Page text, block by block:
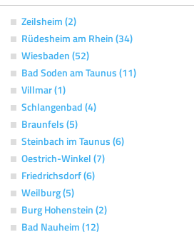
Zeilsheim (2)
Rüdesheim am Rhein (34)
Wiesbaden (52)
Bad Soden am Taunus (11)
Villmar (1)
Schlangenbad (4)
Braunfels (5)
Steinbach im Taunus (6)
Oestrich-Winkel (7)
Friedrichsdorf (6)
Weilburg (5)
Burg Hohenstein (2)
Bad Nauheim (12)